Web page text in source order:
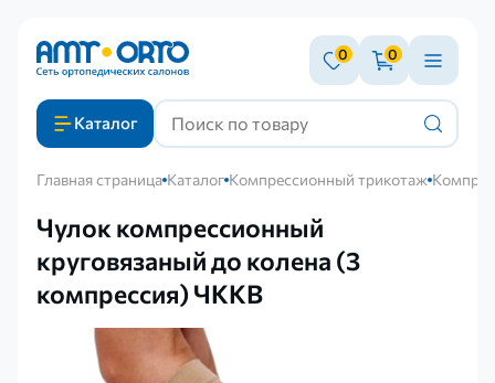
0 0
Каталог
Главная страница Каталог Компрессионный трикотаж
Чулок компрессионный
круговязаный до колена (3
компрессия) ЧККВ